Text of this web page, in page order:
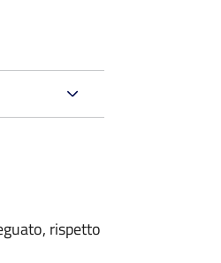
rispetto